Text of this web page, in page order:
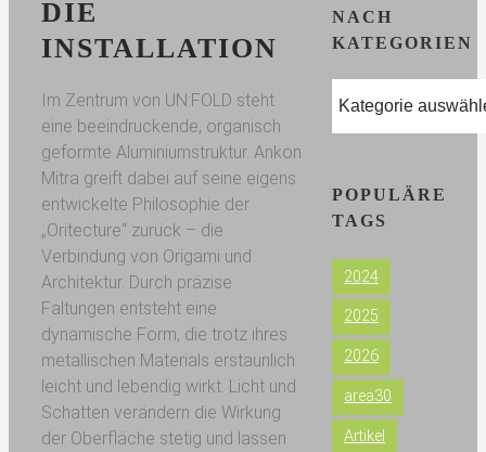
DIE
INSTALLATION
Im Zentrum von UN:FOLD steht
eine beeindruckende, organisch
geformte Aluminiumstruktur. Ankon
Mitra greift dabei auf seine eigens
entwickelte Philosophie der
„Oritecture“ zurück – die
Verbindung von Origami und
Architektur. Durch präzise
Faltungen entsteht eine
dynamische Form, die trotz ihres
metallischen Materials erstaunlich
leicht und lebendig wirkt. Licht und
Schatten verändern die Wirkung
der Oberfläche stetig und lassen
NACH
KATEGORIEN
nach
POPULÄRE
TAGS
2024
2025
2026
area30
Artikel